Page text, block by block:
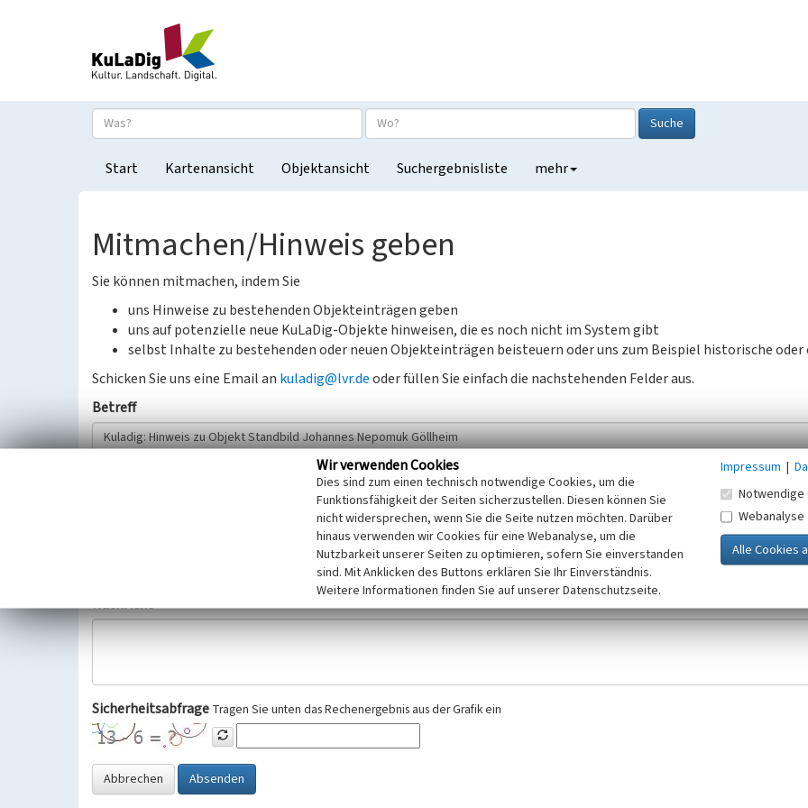
Suche
Start Kartenansicht Objektansicht Suchergebnisliste mehr
Mitmachen/Hinweis geben
Sie können mitmachen, indem Sie
uns Hinweise zu bestehenden Objekteinträgen geben
uns auf potenzielle neue KuLaDig-Objekte hinweisen, die es noch nicht im System gibt
selbst Inhalte zu bestehenden oder neuen Objekteinträgen beisteuern oder uns zum Beispiel historische oder
Schicken Sie uns eine Email an kuladig@lvr.deoder füllen Sie einfach die nachstehenden Felder aus.
Betreff
Wir bitten Sie um freiwillige Angabe Ihres Namens und Ihrer E-Mail-Adresse. Ihre Angaben werden ausschließlich im Rahmen der KuLaDig-
Selbstverständlich werden diese entsprechend der Vorschriften des Telemediengesetzes, des Datenschutzgesetzes NRW und der seit
Datenschutzgrundverordnung (EU-DSGVO) vertraulich behandelt, beachten Sie bitte unsere Hinweise zumDatenschutz
Nachricht
Sicherheitsabfrage Tragen Sie unten das Rechenergebnis aus der Grafik ein
Abbrechen Absenden
Wir verwenden Cookies
Dies sind zum einen technisch notwendige Cookies, um die
Funktionsfähigkeit der Seiten sicherzustellen. Diesen können Sie
nicht widersprechen, wenn Sie die Seite nutzen möchten. Darüber
hinaus verwenden wir Cookies für eine Webanalyse, um die
Nutzbarkeit unserer Seiten zu optimieren, sofern Sie einverstanden
sind. Mit Anklicken des Buttons erklären Sie Ihr Einverständnis.
Weitere Informationen finden Sie auf unserer Datenschutzseite.
Impressum |
Notwendige
Webanalyse